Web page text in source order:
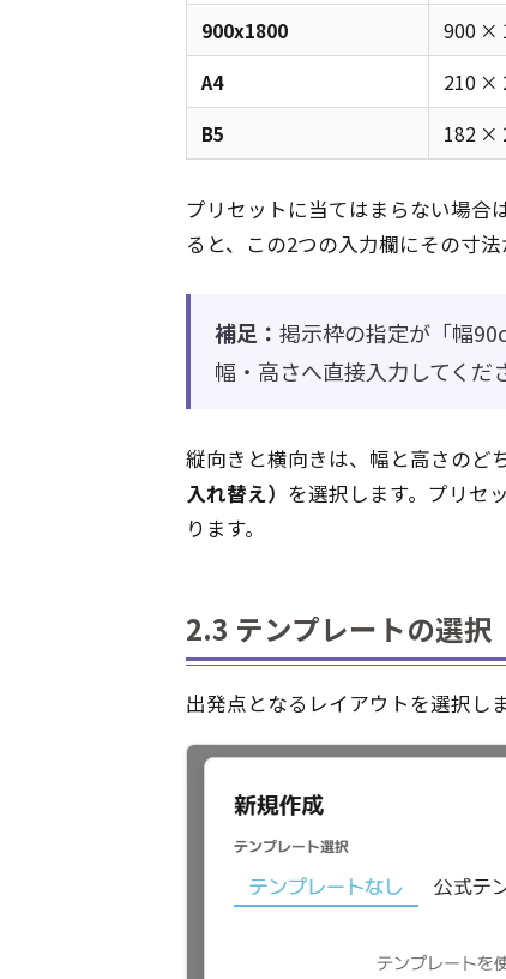
900x1800
900 ×
A4
210 ×
B5
182 ×
プリセットに当てはまらない場合
ると、この2つの入力欄にその寸法
補足： 掲示枠の指定が「幅
幅・高さへ直接入力してくだ
縦向きと横向きは、幅と高さのど
入れ替え） を選択します。プリセ
ります。
2.3 テンプレートの選択
出発点となるレイアウトを選択し